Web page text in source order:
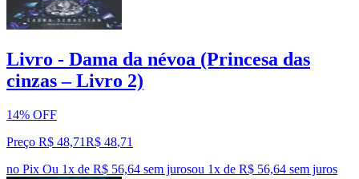
Livro - Dama da névoa (Princesa das
cinzas – Livro 2)
14% OFF
Preço R$ 48,71R$ 48,71
no Pix Ou 1x de R$ 56,64 sem jurosou 1x de R$ 56,64 sem juros